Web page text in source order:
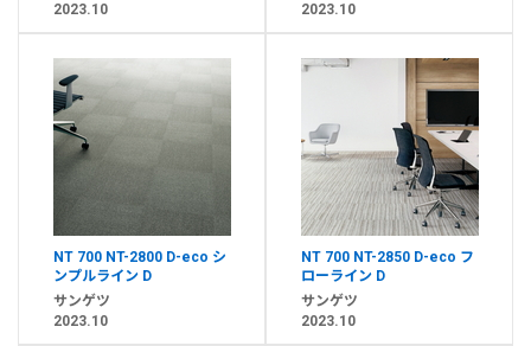
2023.10
2023.10
NT 700 NT-2800 D-eco シ
ンプルライン D
サンゲツ
2023.10
NT 700 NT-2850 D-eco フ
ローライン D
サンゲツ
2023.10